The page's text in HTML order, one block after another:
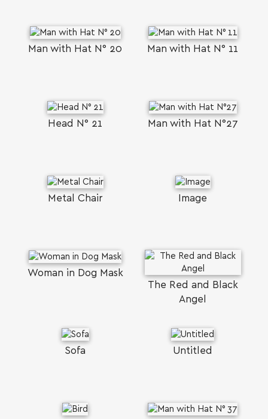
Man with Hat Ν° 20 Man with Ηat Ν° 11
Head N° 21 Man with Hat N°27
Metal Chair Image
Woman in Dog Mask
The Red and Black
Angel
Sofa Untitled